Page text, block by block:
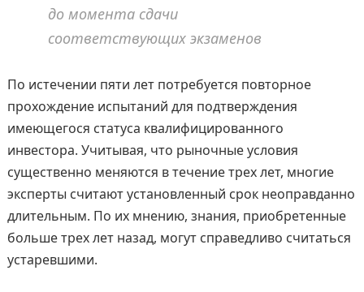
до момента сдачи
соответствующих экзаменов
По истечении пяти лет потребуется повторное
прохождение испытаний для подтверждения
имеющегося статуса квалифицированного
инвестора. Учитывая, что рыночные условия
существенно меняются в течение трех лет, многие
эксперты считают установленный срок неоправданно
длительным. По их мнению, знания, приобретенные
больше трех лет назад, могут справедливо считаться
устаревшими.